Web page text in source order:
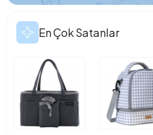
En Çok Satanlar